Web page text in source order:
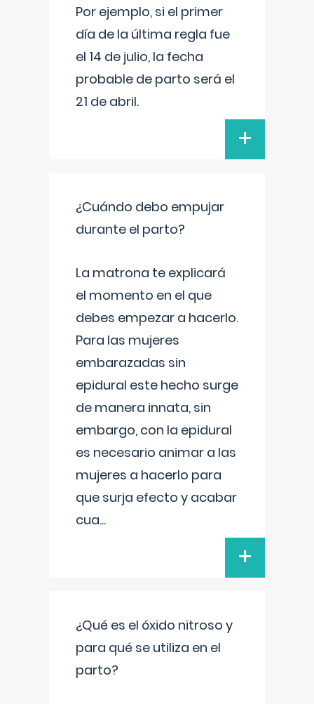
Por ejemplo, si el primer
día de la última regla fue
el 14 de julio, la fecha
probable de parto será el
21 de abril.
+
¿Cuándo debo empujar
durante el parto?
La matrona te explicará
el momento en el que
debes empezar a hacerlo.
Para las mujeres
embarazadas sin
epidural este hecho surge
de manera innata, sin
embargo, con la epidural
es necesario animar a las
mujeres a hacerlo para
que surja efecto y acabar
cua...
+
¿Qué es el óxido nitroso y
para qué se utiliza en el
parto?